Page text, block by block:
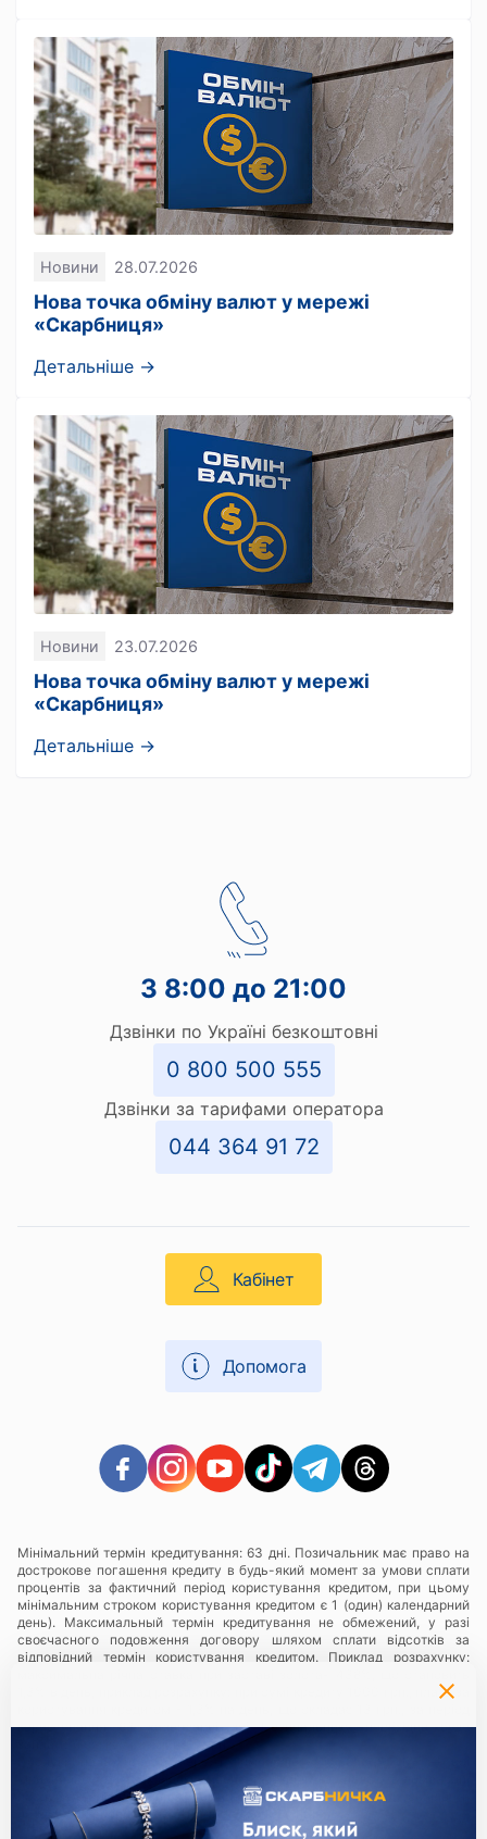
Новини 28.07.2026
Нова точка обміну валют у мережі
«Скарбниця»
Детальніше →
Новини 23.07.2026
Нова точка обміну валют у мережі
«Скарбниця»
Детальніше →
З 8:00 до 21:00
Дзвінки по Україні безкоштовні
0 800 500 555
Дзвінки за тарифами оператора
044 364 91 72
Кабінет
Допомога
Мінімальний термін кредитування: 63 дні. Позичальник має право на
дострокове погашення кредиту в будь-який момент за умови сплати
процентів за фактичний період користування кредитом, при цьому
мінімальним строком користування кредитом є 1 (один) календарний
день). Максимальный термін кредитування не обмежений, у разі
своєчасного подовження договору шляхом сплати відсотків за
відповідний термін користування кредитом. Приклад розрахунку:
1,3% в день, приклад розрахунку: при сумі кредиту 1000 грн., плата за
користування 63 календарні дні Позичальнику необхідно буде
заплатити суму у розмірі 819 грн.
Послуги надаються в мережі ломбардів
юридичні особи та їх відокремлені підрозділи, що надають ломбардні
послуги з використанням торгівельної марки (знаку для товарів та
послуг) «Скарбниця ТМ»..Політика конфіденційності